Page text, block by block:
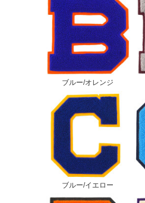
ブルー/オレンジ
ブルー/イエロー